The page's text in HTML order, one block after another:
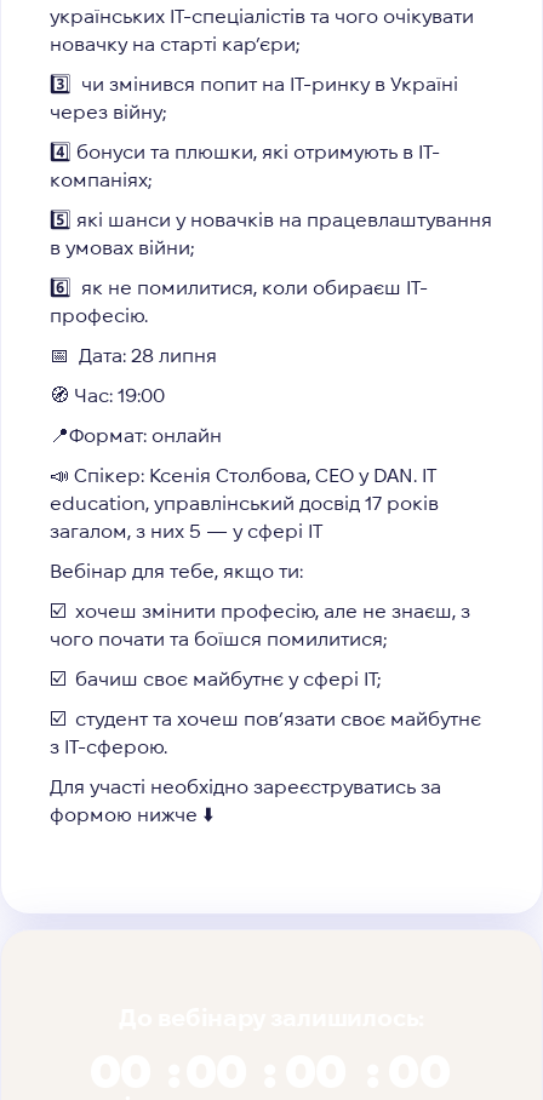
українських IT-спеціалістів та чого очікувати
новачку на старті кар’єри;
3️⃣
чи змінився попит на IT-ринку в Україні
через війну;
4️⃣ бонуси та плюшки, які отримують в IT-
компаніях;
5️⃣ які шанси у новачків на працевлаштування
в умовах війни;
6️⃣ як не помилитися, коли обираєш IT-
професію.
📅
Дата: 28 липня
🧭 Час: 19:00
📍Формат: онлайн
📣 Спікер: Ксенія Столбова, СЕО у DAN. IT
education, управлінський досвід 17 років
загалом, з них 5 — у сфері ІТ
Вебінар для тебе, якщо ти:
☑️ хочеш змінити професію, але не знаєш, з
чого почати та боїшся помилитися;
☑️ бачиш своє майбутнє у сфері IT;
☑️ студент та хочеш пов’язати своє майбутнє
з IT-сферою.
Для участі необхідно зареєструватись за
формою нижче ⬇️